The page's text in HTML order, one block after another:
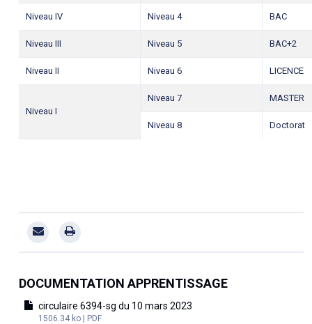
Niveau IV Niveau 4 BAC
Niveau III Niveau 5 BAC+2
Niveau II Niveau 6 LICENCE
Niveau I
Niveau 7 MASTER
Niveau 8 Doctorat
DOCUMENTATION APPRENTISSAGE
circulaire 6394-sg du 10 mars 2023
1506.34 ko | PDF